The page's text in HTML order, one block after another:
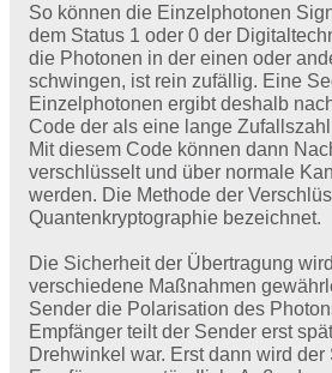
So können die Einzelphotonen
dem Status 1 oder 0 der
die Photonen in der einen oder
schwingen, ist rein zufällig. Eine
Einzelphotonen ergibt deshalb
Code der als eine lange
Mit diesem Code können dann
verschlüsselt und über normale
werden. Die Methode der
Quantenkryptographie bezeichnet.
Die Sicherheit der Übertragung
verschiedene Maßnahmen
Sender die Polarisation des
Empfänger teilt der Sender erst
Drehwinkel war. Erst dann wird der